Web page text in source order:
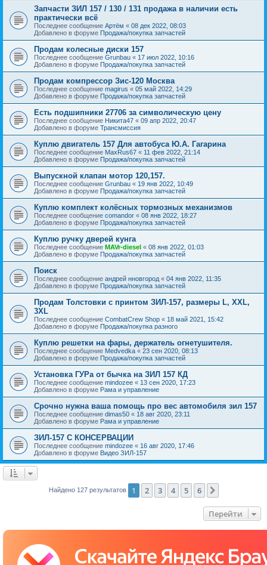
Запчасти ЗИЛ 157 / 130 / 131 продажа в наличии есть
практически всё
Последнее сообщение Артём « 08 дек 2022, 08:03
Добавлено в форуме Продажа/покупка запчастей
Продам колесные диски 157
Последнее сообщение Grunbau « 17 июл 2022, 10:16
Добавлено в форуме Продажа/покупка запчастей
Продам компрессор Зис-120 Москва
Последнее сообщение magirus « 05 май 2022, 14:29
Добавлено в форуме Продажа/покупка запчастей
Есть подшипники 27706 за символическую цену
Последнее сообщение Никита47 « 09 апр 2022, 20:47
Добавлено в форуме Трансмиссия
Куплю двигатель 157 Для автобуса Ю.А. Гагарина
Последнее сообщение MaxRus67 « 11 фев 2022, 21:14
Добавлено в форуме Продажа/покупка запчастей
Выпускной клапан мотор 120,157.
Последнее сообщение Grunbau « 19 янв 2022, 10:49
Добавлено в форуме Продажа/покупка запчастей
Куплю комплект колёсных тормозных механизмов
Последнее сообщение comandor « 08 янв 2022, 18:27
Добавлено в форуме Продажа/покупка запчастей
Куплю ручку дверей кунга
Последнее сообщение MAVr-diesel « 08 янв 2022, 01:03
Добавлено в форуме Продажа/покупка запчастей
Поиск
Последнее сообщение андрей нновгород « 04 янв 2022, 11:35
Добавлено в форуме Продажа/покупка запчастей
Продам Толстовки с принтом ЗИЛ-157, размеры L, XXL,
3XL
Последнее сообщение CombatCrew Shop « 18 май 2021, 15:42
Добавлено в форуме Продажа/покупка разного
Куплю решетки на фары, держатель огнетушителя.
Последнее сообщение Medvedka « 23 сен 2020, 08:13
Добавлено в форуме Продажа/покупка запчастей
Установка ГУРа от бычка на ЗИЛ 157 КД
Последнее сообщение mindozee « 13 сен 2020, 17:23
Добавлено в форуме Рама и управление
Срочно нужна ваша помощь про вес автомобиля зил 157
Последнее сообщение dimas50 « 18 авг 2020, 23:11
Добавлено в форуме Рама и управление
ЗИЛ-157 С КОНСЕРВАЦИИ
Последнее сообщение mindozee « 16 авг 2020, 17:46
Добавлено в форуме Видео ЗИЛ-157
Найдено 127 результатов 1 2 3 4 5 6
Перейти